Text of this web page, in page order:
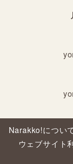
Narakko!につい
ウェブサイト